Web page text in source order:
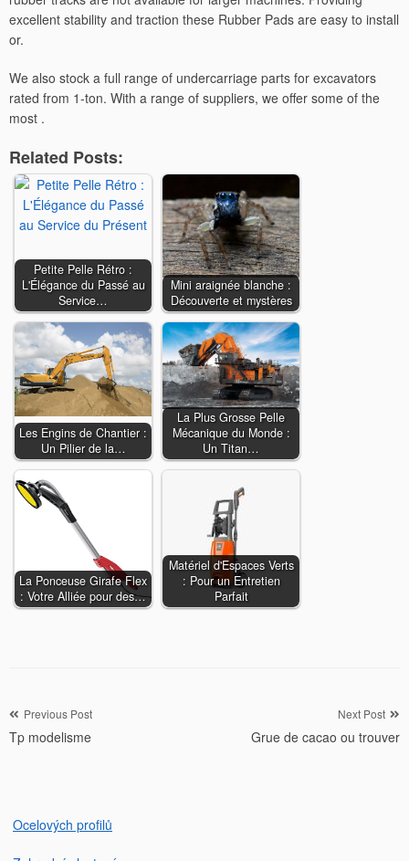
excellent stability and traction these Rubber Pads are easy to install
or.
We also stock a full range of undercarriage parts for excavators
rated from 1-ton. With a range of suppliers, we offer some of the
most .
Related Posts:
Petite Pelle Rétro :
L'Élégance du Passé au
Service…
Mini araignée blanche :
Découverte et mystères
Les Engins de Chantier :
Un Pilier de la…
La Plus Grosse Pelle
Mécanique du Monde :
Un Titan…
La Ponceuse Girafe Flex
: Votre Alliée pour des…
Matériel d'Espaces Verts
: Pour un Entretien
Parfait
Navigation
de
Previous Post
Tp modelisme
Next Post
Grue de cacao ou trouver
Ocelových profilů